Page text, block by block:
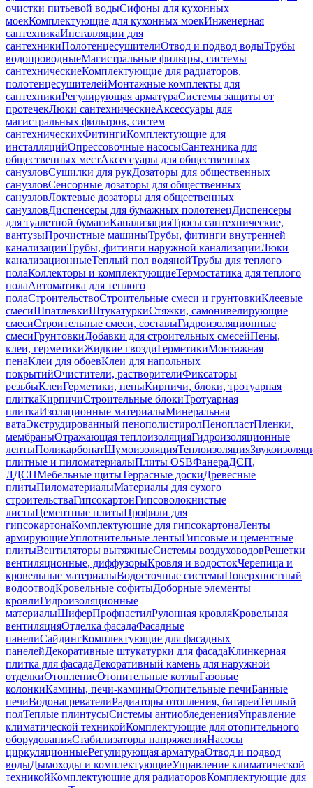
очистки питьевой водыСифоны для кухонных
моекКомплектующие для кухонных моекИнженерная
сантехникаИнсталляции для
сантехникиПолотенцесушителиОтвод и подвод водыТрубы
водопроводныеМагистральные фильтры, системы
сантехническиеКомплектующие для радиаторов,
полотенцесушителейМонтажные комплекты для
сантехникиРегулирующая арматураСистемы защиты от
протечекЛюки сантехническиеАксессуары для
магистральных фильтров, систем
сантехническихФитингиКомплектующие для
инсталляцийОпрессовочные насосыСантехника для
общественных местАксессуары для общественных
санузловСушилки для рукДозаторы для общественных
санузловСенсорные дозаторы для общественных
санузловЛоктевые дозаторы для общественных
санузловДиспенсеры для бумажных полотенецДиспенсеры
для туалетной бумагиКанализацияТросы сантехнические,
вантузыПрочистные машиныТрубы, фитинги внутренней
канализацииТрубы, фитинги наружной канализацииЛюки
канализационныеТеплый пол водянойТрубы для теплого
полаКоллекторы и комплектующиеТермостатика для теплого
полаАвтоматика для теплого
полаСтроительствоСтроительные смеси и грунтовкиКлеевые
смесиШпатлевкиШтукатуркиСтяжки, самонивелирующие
смесиСтроительные смеси, составыГидроизоляционные
смесиГрунтовкиДобавки для строительных смесейПены,
клеи, герметикиЖидкие гвоздиГерметикиМонтажная
пенаКлеи для обоевКлеи для напольных
покрытийОчистители, растворителиФиксаторы
резьбыКлеиГерметики, пеныКирпичи, блоки, тротуарная
плиткаКирпичиСтроительные блокиТротуарная
плиткаИзоляционные материалыМинеральная
ватаЭкструдированный пенополистиролПенопластПленки,
мембраныОтражающая теплоизоляцияГидроизоляционные
лентыПоликарбонатШумоизоляцияТеплоизоляция
плитные и пиломатериалыПлиты OSBФанераДСП,
ЛДСПМебельные щитыТеррасные доскиДревесные
плитыПиломатериалыМатериалы для сухого
строительстваГипсокартонГипсоволокнистые
листыЦементные плитыПрофили для
гипсокартонаКомплектующие для гипсокартонаЛенты
армирующиеУплотнительные лентыГипсовые и цементные
плитыВентиляторы вытяжныеСистемы воздуховодовРешетки
вентиляционные, диффузорыКровля и водостокЧерепица и
кровельные материалыВодосточные системыПоверхностный
водоотводКровельные софитыДоборные элементы
кровлиГидроизоляционные
материалыШиферПрофнастилРулонная кровляКровельная
вентиляцияОтделка фасадаФасадные
панелиСайдингКомплектующие для фасадных
панелейДекоративные штукатурки для фасадаКлинкерная
плитка для фасадаДекоративный камень для наружной
отделкиОтоплениеОтопительные котлыГазовые
колонкиКамины, печи-каминыОтопительные печиБанные
печиВодонагревателиРадиаторы отопления, батареиТеплый
полТеплые плинтусыСистемы антиобледененияУправление
климатической техникойКомплектующие для отопительного
оборудованияСтабилизаторы напряженияНасосы
циркуляционныеРегулирующая арматураОтвод и подвод
водыДымоходы и комплектующиеУправление климатической
техникойКомплектующие для радиаторовКомплектующие для